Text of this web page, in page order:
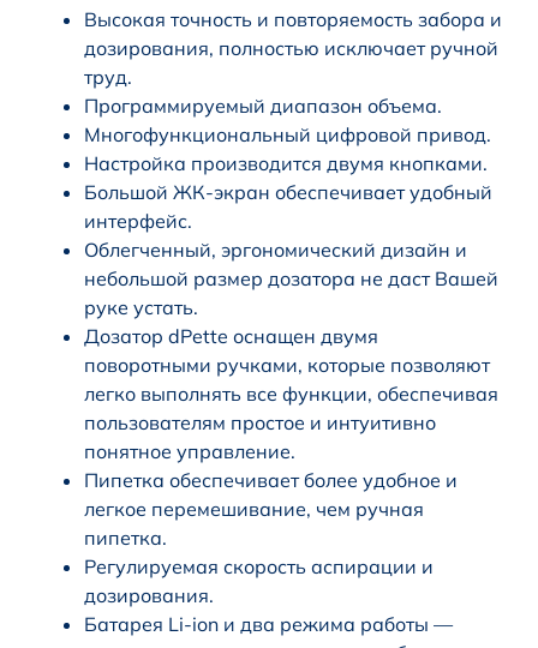
Высокая точность и повторяемость забора и
дозирования, полностью исключает ручной
труд.
Программируемый диапазон объема.
Многофункциональный цифровой привод.
Настройка производится двумя кнопками.
Большой ЖК-экран обеспечивает удобный
интерфейс.
Облегченный, эргономический дизайн и
небольшой размер дозатора не даст Вашей
руке устать.
Дозатор dPette оснащен двумя
поворотными ручками, которые позволяют
легко выполнять все функции, обеспечивая
пользователям простое и интуитивно
понятное управление.
Пипетка обеспечивает более удобное и
легкое перемешивание, чем ручная
пипетка.
Регулируемая скорость аспирации и
дозирования.
Батарея Li-ion и два режима работы —